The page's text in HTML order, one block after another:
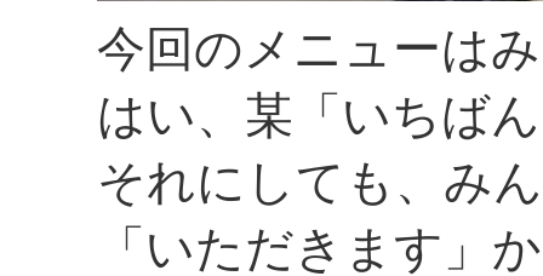
今回のメニューは
はい、某「いちば
それにしても、み
「いただきます」